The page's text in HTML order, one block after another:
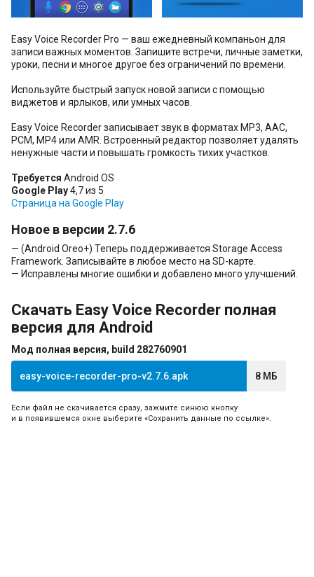
Easy Voice Recorder Pro — ваш ежедневный компаньон для
записи важных моментов. Запишите встречи, личные заметки,
уроки, песни и многое другое без ограничений по времени.
Используйте быстрый запуск новой записи с помощью
виджетов и ярлыков, или умных часов.
Easy Voice Recorder записывает звук в форматах MP3, AAC,
PCM, MP4 или AMR. Встроенный редактор позволяет удалять
ненужные части и повышать громкость тихих участков.
Требуется Android OS
Google Play4,7 из 5
Страница на Google Play
Новое в версии 2.7.6
— (Android Oreo+) Теперь поддерживается Storage Access
Framework. Записывайте в любое место на SD-карте.
— Исправлены многие ошибки и добавлено много улучшений.
Скачать Easy Voice Recorder полная
версия для Android
Мод полная версия, build 282760901
easy-voice-recorder-pro-v2.7.6.apk 8 МБ
Если файл не скачивается сразу, зажмите синюю кнопку
и в появившемся окне выберите «Сохранить данные по ссылке».